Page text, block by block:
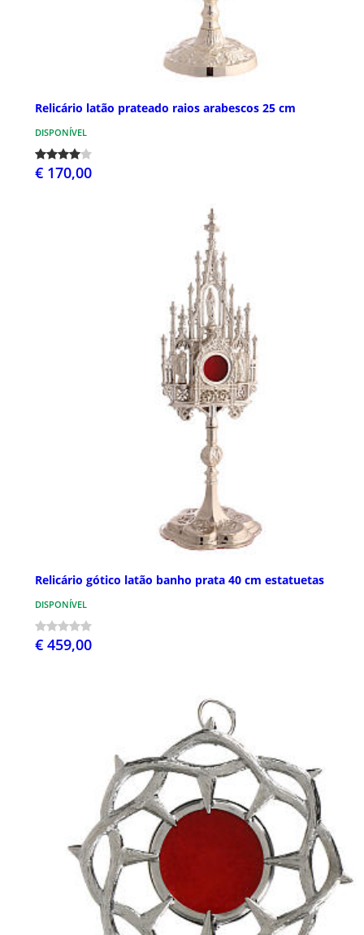
Relicário latão prateado raios arabescos 25 cm
DISPONÍVEL
€ 170,00
Relicário gótico latão banho prata 40 cm estatuetas
DISPONÍVEL
€ 459,00